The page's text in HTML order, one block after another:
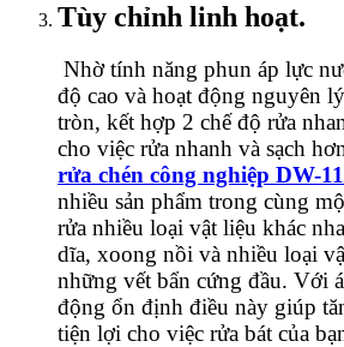
Tùy chỉnh linh hoạt.
Nhờ tính năng phun áp lực
độ cao và hoạt động nguyên
tròn, kết hợp 2 chế độ rửa
cho việc rửa nhanh và sạch
rửa chén công nghiệp DW-
nhiều sản phẩm trong cùng
rửa nhiều loại vật liệu khác
dĩa, xoong nồi và nhiều loại
những vết bẩn cứng đầu. Với
động ổn định điều này giúp
tiện lợi cho việc rửa bát của